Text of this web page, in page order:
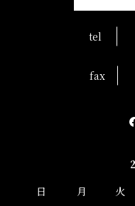
tel
fax
日
月 火